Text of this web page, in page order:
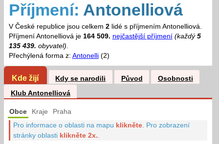
Příjmení: Antonelliová
V České republice jsou celkem 2lidé s příjmením Antonelliová.
Příjmení Antonelliová je 164 509. nejčastější příjmení (každý 5
135 439. obyvatel).
Přechýlená forma z: Antonelli(2)
Kde žijí Kdy se narodili Původ
Osobnosti
Klub Antonelliová
Obce Kraje Praha
Pro informace o oblasti na mapu klikněte Pro zobrazení
stránky oblasti klikněte 2x.